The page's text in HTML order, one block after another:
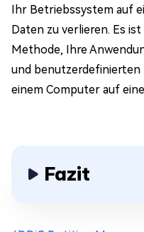
Ihr Betriebssystem auf
Daten zu verlieren. Es
Methode, Ihre
und
einem Computer auf
Fazit